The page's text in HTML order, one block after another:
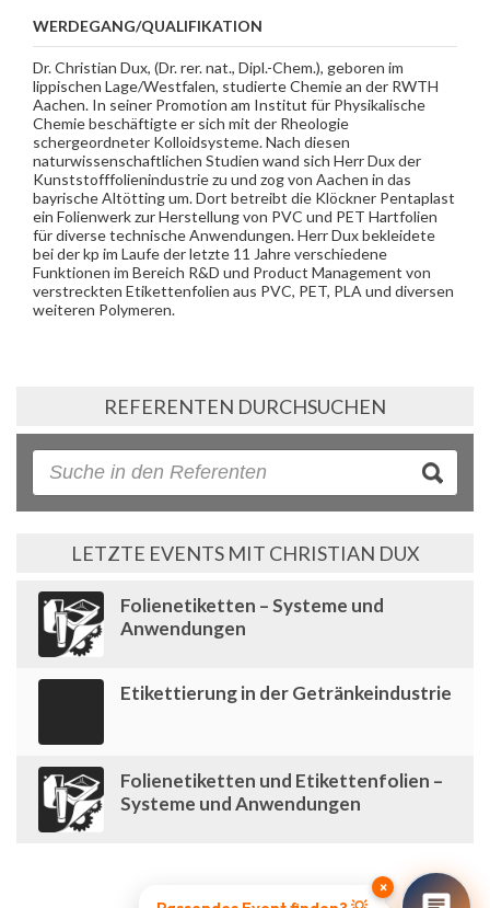
WERDEGANG/QUALIFIKATION
Dr. Christian Dux, (Dr. rer. nat., Dipl.-Chem.), geboren im
lippischen Lage/Westfalen, studierte Chemie an der RWTH
Aachen. In seiner Promotion am Institut für Physikalische
Chemie beschäftigte er sich mit der Rheologie
schergeordneter Kolloidsysteme. Nach diesen
naturwissenschaftlichen Studien wand sich Herr Dux der
Kunststofffolienindustrie zu und zog von Aachen in das
bayrische Altötting um. Dort betreibt die Klöckner Pentaplast
ein Folienwerk zur Herstellung von PVC und PET Hartfolien
für diverse technische Anwendungen. Herr Dux bekleidete
bei der kp im Laufe der letzte 11 Jahre verschiedene
Funktionen im Bereich R&D und Product Management von
verstreckten Etikettenfolien aus PVC, PET, PLA und diversen
weiteren Polymeren.
REFERENTEN DURCHSUCHEN
LETZTE EVENTS MIT CHRISTIAN DUX
Folienetiketten – Systeme und
Anwendungen
Etikettierung in der Getränkeindustrie
Folienetiketten und Etikettenfolien –
Systeme und Anwendungen
×